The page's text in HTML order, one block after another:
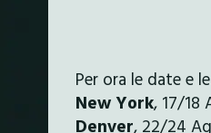
Per ora le date e
New York, 17/18
Denver, 22/24